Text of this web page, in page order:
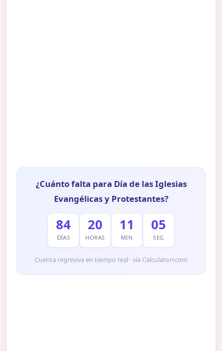
¿Cuánto falta para Día de las Iglesias
Evangélicas y Protestantes?
84
DÍAS
20
HORAS
11
MIN
04
SEG
Cuenta regresiva en tiempo real · vía Calculatorr.com